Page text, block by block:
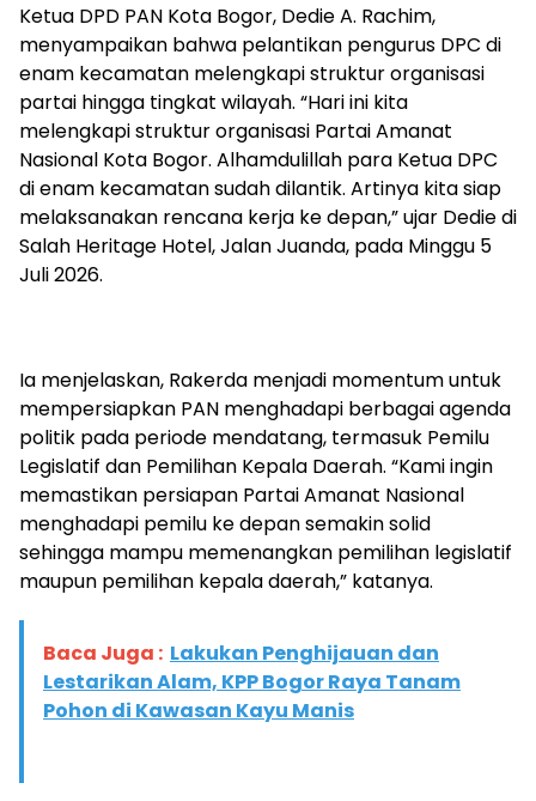
Ketua DPD PAN Kota Bogor, Dedie A. Rachim,
menyampaikan bahwa pelantikan pengurus DPC di
enam kecamatan melengkapi struktur organisasi
partai hingga tingkat wilayah. “Hari ini kita
melengkapi struktur organisasi Partai Amanat
Nasional Kota Bogor. Alhamdulillah para Ketua DPC
di enam kecamatan sudah dilantik. Artinya kita siap
melaksanakan rencana kerja ke depan,” ujar Dedie di
Salah Heritage Hotel, Jalan Juanda, pada Minggu 5
Juli 2026.
Ia menjelaskan, Rakerda menjadi momentum untuk
mempersiapkan PAN menghadapi berbagai agenda
politik pada periode mendatang, termasuk Pemilu
Legislatif dan Pemilihan Kepala Daerah. “Kami ingin
memastikan persiapan Partai Amanat Nasional
menghadapi pemilu ke depan semakin solid
sehingga mampu memenangkan pemilihan legislatif
maupun pemilihan kepala daerah,” katanya.
Baca Juga : Lakukan Penghijauan dan
Lestarikan Alam, KPP Bogor Raya Tanam
Pohon di Kawasan Kayu Manis